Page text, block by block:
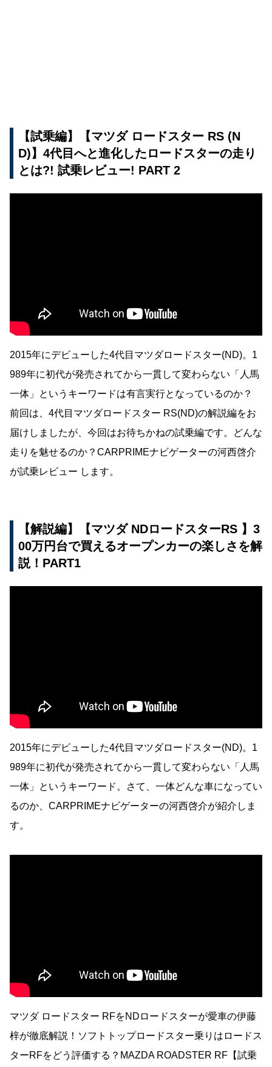
【試乗編】【マツダ ロードスター RS (N
D)】4代目へと進化したロードスターの走り
とは?! 試乗レビュー! PART 2
2015年にデビューした4代目マツダロードスター(ND)。1
989年に初代が発売されてから一貫して変わらない「人馬
一体」というキーワードは有言実行となっているのか？
前回は、4代目マツダロードスター RS(ND)の解説編をお
届けしましたが、今回はお待ちかねの試乗編です。どんな
走りを魅せるのか？CARPRIMEナビゲーターの河西啓介
が試乗レビュー します。
【解説編】【マツダ NDロードスターRS 】3
00万円台で買えるオープンカーの楽しさを解
説！PART1
2015年にデビューした4代目マツダロードスター(ND)。1
989年に初代が発売されてから一貫して変わらない「人馬
一体」というキーワード。さて、一体どんな車になってい
るのか、CARPRIMEナビゲーターの河西啓介が紹介しま
す。
マツダ ロードスター RFをNDロードスターが愛車の伊藤
梓が徹底解説！ソフトトップロードスター乗りはロードス
ターRFをどう評価する？MAZDA ROADSTER RF【試乗